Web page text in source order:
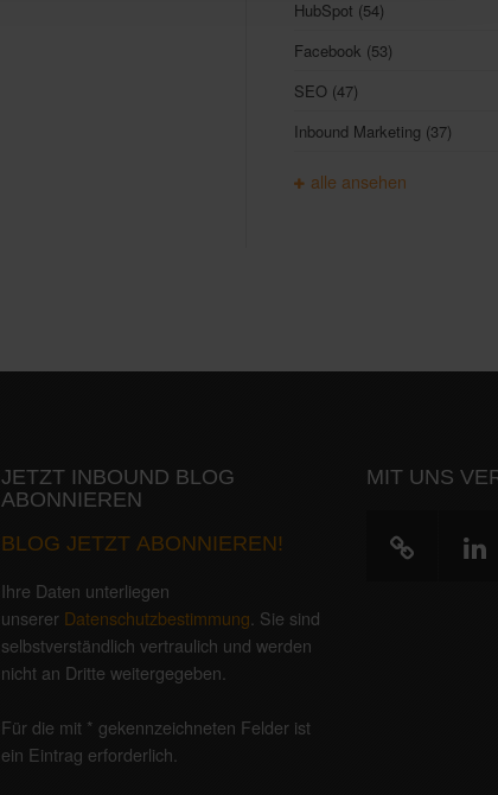
HubSpot (54)
Facebook (53)
SEO (47)
Inbound Marketing (37)
alle ansehen
JETZT INBOUND BLOG
ABONNIEREN
BLOG JETZT ABONNIEREN!
Ihre Daten unterliegen
unserer Datenschutzbestimmung . Sie sind
selbstverständlich vertraulich und werden
nicht an Dritte weitergegeben.
Für die mit * gekennzeichneten Felder ist
ein Eintrag erforderlich.
MIT UNS